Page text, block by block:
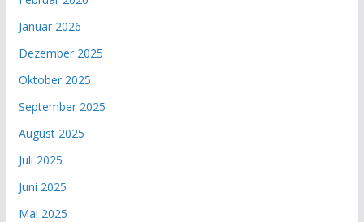
Januar 2026
Dezember 2025
Oktober 2025
September 2025
August 2025
Juli 2025
Juni 2025
Mai 2025